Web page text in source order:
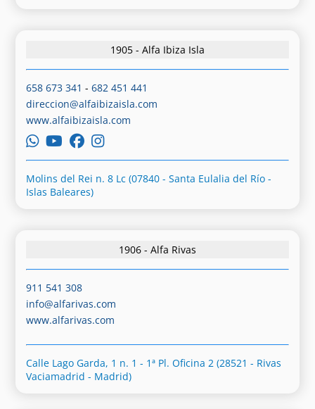
1905 - Alfa Ibiza Isla
658 673 341 -682 451 441
direccion@alfaibizaisla.com
www.alfaibizaisla.com
Molins del Rei n. 8 Lc (07840 - Santa Eulalia del Río -
Islas Baleares)
1906 - Alfa Rivas
911 541 308
info@alfarivas.com
www.alfarivas.com
Calle Lago Garda, 1 n. 1 - 1ª Pl. Oficina 2 (28521 - Rivas
Vaciamadrid - Madrid)